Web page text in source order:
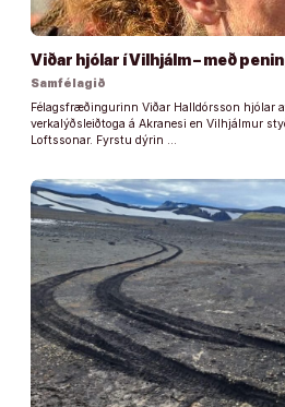
Viðar hjólar í Vilhjálm – með
Samfélagið
Félagsfræðingurinn Viðar Halldórsson hjólar
verkalýðsleiðtoga á Akranesi en Vilhjálmur
Loftssonar. Fyrstu dýrin …